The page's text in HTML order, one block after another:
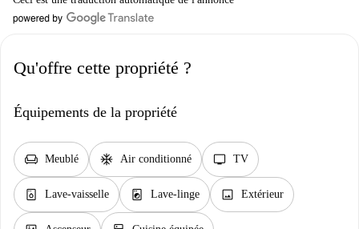
Qu'offre cette propriété ?
Équipements de la propriété
chair Meublé ac_unit Air conditionné tv TV
dishwasher_gen Lave-vaisselle local_laundry_service Lave-linge image Extérieur